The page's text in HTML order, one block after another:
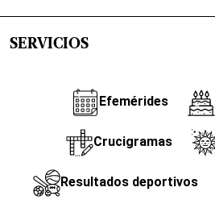
SERVICIOS
Efemérides
Crucigramas
Resultados deportivos